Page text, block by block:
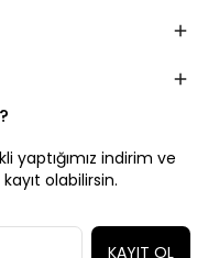
yaptığımız indirim ve
olabilirsin.
KAYIT OL